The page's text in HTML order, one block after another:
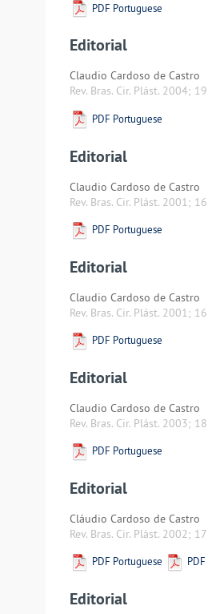
PDF Portuguese
Editorial
Claudio Cardoso de Castro
Rev. Bras. Cir. Plást. 2004;
PDF Portuguese
Editorial
Claudio Cardoso de Castro
Rev. Bras. Cir. Plást. 2001;
PDF Portuguese
Editorial
Claudio Cardoso de Castro
Rev. Bras. Cir. Plást. 2001;
PDF Portuguese
Editorial
Claudio Cardoso de Castro
Rev. Bras. Cir. Plást. 2003;
PDF Portuguese
Editorial
Cláudio Cardoso de Castro
Rev. Bras. Cir. Plást. 2002;
PDF Portuguese
Editorial